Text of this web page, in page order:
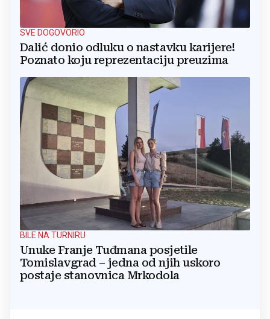
SVE DOGOVORIO
Dalić donio odluku o nastavku karijere!
Poznato koju reprezentaciju preuzima
BILE NA TURNIRU
Unuke Franje Tuđmana posjetile
Tomislavgrad – jedna od njih uskoro
postaje stanovnica Mrkodola